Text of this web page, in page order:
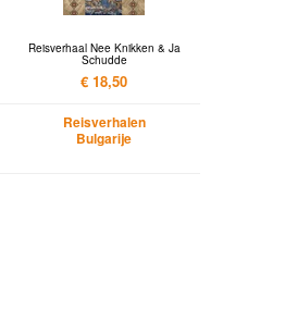
Reisverhaal Nee Knikken & Ja
Schudde
€ 18,50
Reisverhalen
Bulgarije